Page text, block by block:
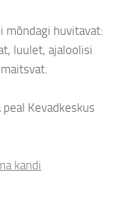
mõndagi huvitavat:
luulet, ajaloolisi
Kevadkeskus
kandi